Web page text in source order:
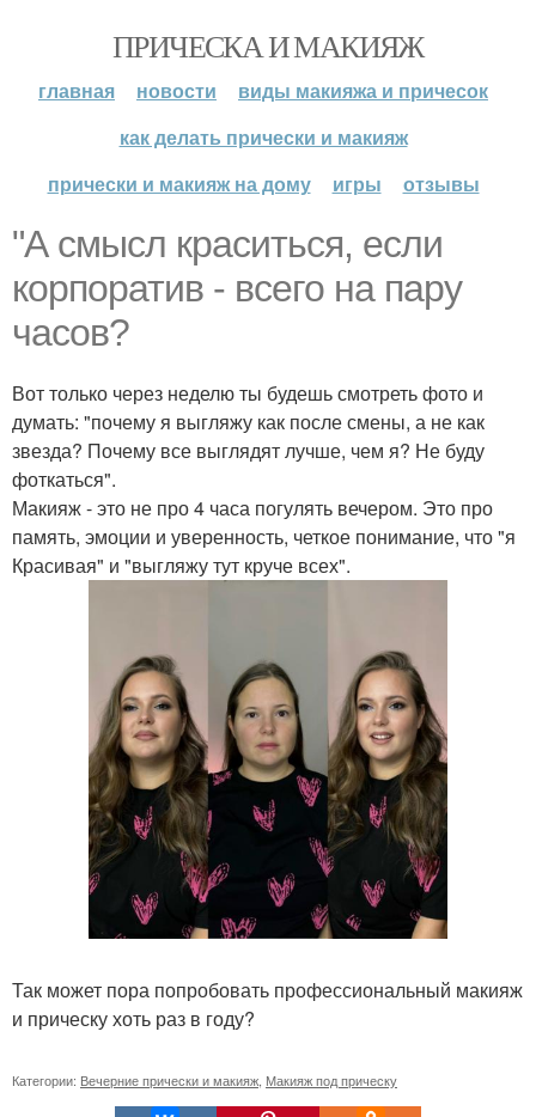
ПРИЧЕСКА И МАКИЯЖ
главная новости
виды макияжа и причесок
как делать прически и макияж
прически и макияж на дому
игры отзывы
"А смысл краситься, если
корпоратив - всего на пару
часов?
Вот только через неделю ты будешь смотреть фото и
думать: "почему я выгляжу как после смены, а не как
звезда? Почему все выглядят лучше, чем я? Не буду
фоткаться".
Макияж - это не про 4 часа погулять вечером. Это про
память, эмоции и уверенность, четкое понимание, что "я
Красивая" и "выгляжу тут круче всех".
Так может пора попробовать профессиональный макияж
и прическу хоть раз в году?
Категории: Вечерние прически и макияж Макияж под прическу